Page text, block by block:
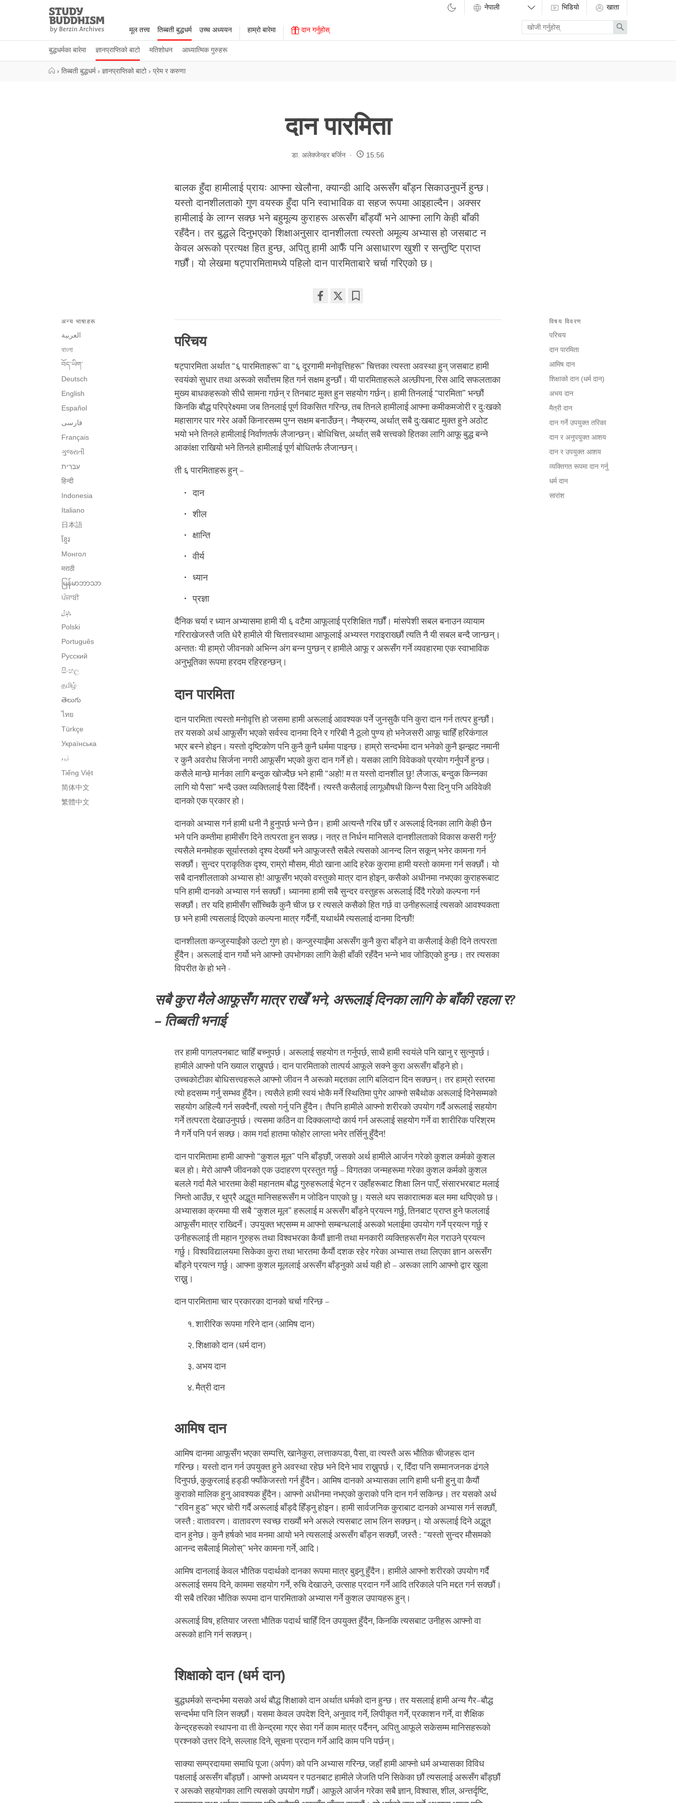
Study
Buddhism
Home
मूल तत्त्व तिब्बती बुद्धधर्म
बुद्धधर्मका बारेमा ज्ञानप्राप्तिको बाटो मतिशोधन आध्यात्मिक गुरुहरू
उच्च अध्ययन हाम्रो बारेमा दान गर्नुहोस्
भिडियो खाता
Enter
search
term
Search
› तिब्बती बुद्धधर्म › ज्ञानप्राप्तिको बाटो › प्रेम र करुणा
दान पारमिता
डा. अलेक्जेन्डर बर्जिन 15:56
बालक हुँदा हामीलाई प्रायः आफ्ना खेलौना, क्यान्डी आदि अरूसँग बाँड्न सिकाउनुपर्ने हुन्छ।
यस्तो दानशीलताको गुण वयस्क हुँदा पनि स्वाभाविक वा सहज रूपमा आइहाल्दैन। अक्सर
हामीलाई के लाग्न सक्छ भने बहुमूल्य कुराहरू अरूसँग बाँड्यौं भने आफ्ना लागि केही बाँकी
रहँदैन। तर बुद्धले दिनुभएको शिक्षाअनुसार दानशीलता त्यस्तो अमूल्य अभ्यास हो जसबाट न
केवल अरूको प्रत्यक्ष हित हुन्छ, अपितु हामी आफैँ पनि असाधारण खुशी र सन्तुष्टि प्राप्त
गर्छौं। यो लेखमा षट्पारमितामध्ये पहिलो दान पारमिताबारे चर्चा गरिएको छ।
on
विषय विवरण
परिचय
दान पारमिता
आमिष दान
शिक्षाको दान (धर्म दान)
अभय दान
मैत्री दान
दान गर्ने उपयुक्त तरिका
दान र अनुपयुक्त आशय
दान र उपयुक्त आशय
व्यक्तिगत रूपमा दान गर्नु
धर्म दान
सारांश
अन्य भाषाहरू
العربية
বাংলা
བོད་ཡིག་
Deutsch
English
Español
فارسی
Français
ગુજરાતી
हिन्दी
Indonesia
Italiano
日本語
ខ្មែរ
Монгол
मराठी
မြန်မာဘာသာ
ਪੰਜਾਬੀ
پنجابی
Polski
Português
Русский
සිංහල
தமிழ்
తెలుగు
ไทย
Türkçe
Українська
اُردو
Tiếng Việt
简体中文
繁體中文
परिचय
षट्पारमिता अर्थात “६ पारमिताहरू” वा “६ दूरगामी मनोवृत्तिहरू” चित्तका त्यस्ता अवस्था हुन् जसबाट हामी
स्वयंको सुधार तथा अरूको सर्वोत्तम हित गर्न सक्षम हुन्छौं। यी पारमिताहरूले अल्छीपना, रिस आदि सफलताका
मुख्य बाधकहरूको सीधै सामना गर्छन् र तिनबाट मुक्त हुन सहयोग गर्छन्। हामी तिनलाई “पारमिता” भन्छौं
किनकि बौद्ध परिप्रेक्ष्यमा जब तिनलाई पूर्ण विकसित गरिन्छ, तब तिनले हामीलाई आफ्ना कमीकमजोरी र दुःखको
महासागर पार गरेर अर्को किनारसम्म पुग्न सक्षम बनाउँछन्। नैष्क्रम्य, अर्थात् सबै दुःखबाट मुक्त हुने अठोट
भयो भने तिनले हामीलाई निर्वाणतर्फ लैजान्छन्। बोधिचित्त, अर्थात् सबै सत्त्वको हितका लागि आफू बुद्ध बन्ने
आकांक्षा राखियो भने तिनले हामीलाई पूर्ण बोधितर्फ लैजान्छन्।
ती ६ पारमिताहरू हुन् –
दान
शील
क्षान्ति
वीर्य
ध्यान
प्रज्ञा
दैनिक चर्या र ध्यान अभ्यासमा हामी यी ६ वटैमा आफूलाई प्रशिक्षित गर्छौं। मांसपेशी सबल बनाउन व्यायाम
गरिराखेजस्तै जति धेरै हामीले यी चित्तावस्थामा आफूलाई अभ्यस्त गराइराख्छौं त्यति नै यी सबल बन्दै जान्छन्।
अन्ततः यी हाम्रो जीवनको अभिन्न अंग बन्न पुग्छन् र हामीले आफू र अरूसँग गर्ने व्यवहारमा एक स्वाभाविक
अनुभूतिका रूपमा हरदम रहिरहन्छन्।
दान पारमिता
दान पारमिता त्यस्तो मनोवृत्ति हो जसमा हामी अरूलाई आवश्यक पर्ने जुनसुकै पनि कुरा दान गर्न तत्पर हुन्छौं।
तर यसको अर्थ आफूसँग भएको सर्वस्व दानमा दिने र गरिबी नै ठूलो पुण्य हो भनेजसरी आफू चाहिँ हरिकंगाल
भएर बस्ने होइन। यस्तो दृष्टिकोण पनि कुनै कुनै धर्ममा पाइन्छ। हाम्रो सन्दर्भमा दान भनेको कुनै झन्झट नमानी
र कुनै अवरोध सिर्जना नगरी आफूसँग भएको कुरा दान गर्ने हो। यसका लागि विवेकको प्रयोग गर्नुपर्ने हुन्छ।
कसैले मान्छे मार्नका लागि बन्दुक खोज्दैछ भने हामी “अहो! म त यस्तो दानशील छु! लैजाऊ, बन्दुक किन्नका
लागि यो पैसा” भन्दै उक्त व्यक्तिलाई पैसा दिँदैनौं। त्यस्तै कसैलाई लागूऔषधी किन्न पैसा दिनु पनि अविवेकी
दानको एक प्रकार हो।
दानको अभ्यास गर्न हामी धनी नै हुनुपर्छ भन्ने छैन। हामी अत्यन्तै गरिब छौं र अरूलाई दिनका लागि केही छैन
भने पनि कम्तीमा हामीसँग दिने तत्परता हुन सक्छ। नत्र त निर्धन मानिसले दानशीलताको विकास कसरी गर्नु?
त्यसैले मनमोहक सूर्यास्तको दृश्य देख्यौं भने आफूजस्तै सबैले त्यसको आनन्द लिन सकून् भनेर कामना गर्न
सक्छौं। सुन्दर प्राकृतिक दृश्य, राम्रो मौसम, मीठो खाना आदि हरेक कुरामा हामी यस्तो कामना गर्न सक्छौं। यो
सबै दानशीलताको अभ्यास हो! आफूसँग भएको वस्तुको मात्र दान होइन, कसैको अधीनमा नभएका कुराहरूबाट
पनि हामी दानको अभ्यास गर्न सक्छौं। ध्यानमा हामी सबै सुन्दर वस्तुहरू अरूलाई दिँदै गरेको कल्पना गर्न
सक्छौं। तर यदि हामीसँग साँच्चिकै कुनै चीज छ र त्यसले कसैको हित गर्छ वा उनीहरूलाई त्यसको आवश्यकता
छ भने हामी त्यसलाई दिएको कल्पना मात्र गर्दैनौं, यथार्थमै त्यसलाई दानमा दिन्छौं!
दानशीलता कन्जुस्याईंको उल्टो गुण हो। कन्जुस्याईंमा अरूसँग कुनै कुरा बाँड्ने वा कसैलाई केही दिने तत्परता
हुँदैन। अरूलाई दान गर्यो भने आफ्नो उपभोगका लागि केही बाँकी रहँदैन भन्ने भाव जोडिएको हुन्छ। तर त्यसका
विपरीत के हो भने -
सबै कुरा मैले आफूसँग मात्र राखेँ भने, अरूलाई दिनका लागि के बाँकी रहला र?
– तिब्बती भनाई
तर हामी पागलपनबाट चाहिँ बच्नुपर्छ। अरूलाई सहयोग त गर्नुपर्छ, साथै हामी स्वयंले पनि खानु र सुत्नुपर्छ।
हामीले आफ्नो पनि ख्याल राख्नुपर्छ। दान पारमिताको तात्पर्य आफूले सक्ने कुरा अरूसँग बाँड्ने हो।
उच्चकोटीका बोधिसत्त्वहरूले आफ्नो जीवन नै अरूको मद्दतका लागि बलिदान दिन सक्छन्। तर हाम्रो स्तरमा
त्यो हदसम्म गर्नु सम्भव हुँदैन। त्यसैले हामी स्वयं भोकै मर्ने स्थितिमा पुगेर आफ्नो सबैथोक अरूलाई दिनेसम्मको
सहयोग अहिल्यै गर्न सक्दैनौं, त्यसो गर्नु पनि हुँदैन। तैपनि हामीले आफ्नो शरीरको उपयोग गर्दै अरूलाई सहयोग
गर्ने तत्परता देखाउनुपर्छ। त्यसमा कठिन वा दिक्कलाग्दो कार्य गर्न अरूलाई सहयोग गर्ने वा शारीरिक परिश्रम
नै गर्ने पनि पर्न सक्छ। काम गर्दा हातमा फोहोर लाग्ला भनेर तर्सिनु हुँदैन!
दान पारमितामा हामी आफ्नो “कुशल मूल” पनि बाँड्छौं, जसको अर्थ हामीले आर्जन गरेको कुशल कर्मको कुशल
बल हो। मेरो आफ्नै जीवनको एक उदाहरण प्रस्तुत गर्छु – विगतका जन्महरूमा गरेका कुशल कर्मको कुशल
बलले गर्दा मैले भारतमा केही महानतम बौद्ध गुरुहरूलाई भेट्न र उहाँहरूबाट शिक्षा लिन पाएँ, संसारभरबाट मलाई
निम्तो आउँछ, र थुप्रै अद्भूत मानिसहरूसँग म जोडिन पाएको छु। यसले थप सकारात्मक बल ममा थपिएको छ।
अभ्यासका क्रममा यी सबै “कुशल मूल” हरूलाई म अरूसँग बाँड्ने प्रयत्न गर्छु, तिनबाट प्राप्त हुने फललाई
आफूसँग मात्र राख्दिनँ। उपयुक्त भएसम्म म आफ्नो सम्बन्धलाई अरूको भलाईमा उपयोग गर्ने प्रयत्न गर्छु र
उनीहरूलाई ती महान गुरुहरू तथा विश्वभरका कैयौं ज्ञानी तथा मनकारी व्यक्तिहरूसँग मेल गराउने प्रयत्न
गर्छु। विश्वविद्यालयमा सिकेका कुरा तथा भारतमा कैयौं दशक रहेर गरेका अभ्यास तथा लिएका ज्ञान अरूसँग
बाँड्ने प्रयत्न गर्छु। आफ्ना कुशल मूललाई अरूसँग बाँड्नुको अर्थ यही हो – अरूका लागि आफ्नो द्वार खुला
राख्नु।
दान पारमितामा चार प्रकारका दानको चर्चा गरिन्छ –
शारीरिक रूपमा गरिने दान (आमिष दान)
शिक्षाको दान (धर्म दान)
अभय दान
मैत्री दान
आमिष दान
आमिष दानमा आफूसँग भएका सम्पत्ति, खानेकुरा, लत्ताकपडा, पैसा, वा त्यस्तै अरू भौतिक चीजहरू दान
गरिन्छ। यस्तो दान गर्न उपयुक्त हुने अवस्था रहेछ भने दिने भाव राख्नुपर्छ। र, दिँदा पनि सम्मानजनक ढंगले
दिनुपर्छ, कुकुरलाई हड्डी फ्याँकेजस्तो गर्न हुँदैन। आमिष दानको अभ्यासका लागि हामी धनी हुनु वा कैयौं
कुराको मालिक हुनु आवश्यक हुँदैन। आफ्नो अधीनमा नभएको कुराको पनि दान गर्न सकिन्छ। तर यसको अर्थ
“रविन हुड” भएर चोरी गर्दै अरूलाई बाँड्दै हिँड्नु होइन। हामी सार्वजनिक कुराबाट दानको अभ्यास गर्न सक्छौं,
जस्तै : वातावरण। वातावरण स्वच्छ राख्यौं भने अरूले त्यसबाट लाभ लिन सक्छन्। यो अरूलाई दिने अद्भूत
दान हुनेछ। कुनै हर्षको भाव मनमा आयो भने त्यसलाई अरूसँग बाँड्न सक्छौं, जस्तै : “यस्तो सुन्दर मौसमको
आनन्द सबैलाई मिलोस्” भनेर कामना गर्ने, आदि।
आमिष दानलाई केवल भौतिक पदार्थको दानका रूपमा मात्र बुझ्नु हुँदैन। हामीले आफ्नो शरीरको उपयोग गर्दै
अरूलाई समय दिने, काममा सहयोग गर्ने, रुचि देखाउने, उत्साह प्रदान गर्ने आदि तरिकाले पनि मद्दत गर्न सक्छौं।
यी सबै तरिका भौतिक रूपमा दान पारमिताको अभ्यास गर्ने कुशल उपायहरू हुन्।
अरूलाई विष, हतियार जस्ता भौतिक पदार्थ चाहिँ दिन उपयुक्त हुँदैन, किनकि त्यसबाट उनीहरू आफ्नो वा
अरूको हानि गर्न सक्छन्।
शिक्षाको दान (धर्म दान)
बुद्धधर्मको सन्दर्भमा यसको अर्थ बौद्ध शिक्षाको दान अर्थात धर्मको दान हुन्छ। तर यसलाई हामी अन्य गैर–बौद्ध
सन्दर्भमा पनि लिन सक्छौं। यसमा केवल उपदेश दिने, अनुवाद गर्ने, लिपीकृत गर्ने, प्रकाशन गर्ने, वा शैक्षिक
केन्द्रहरूको स्थापना वा ती केन्द्रमा गएर सेवा गर्ने काम मात्र पर्दैनन्, अपितु आफूले सकेसम्म मानिसहरूको
प्रश्नको उत्तर दिने, सल्लाह दिने, सूचना प्रदान गर्ने आदि काम पनि पर्छन्।
साक्या सम्प्रदायमा समाधि पूजा (अर्पण) को पनि अभ्यास गरिन्छ, जहाँ हामी आफ्नो धर्म अभ्यासका विविध
पक्षलाई अरूसँग बाँड्छौं। आफ्नो अध्ययन र पठनबाट हामीले जेजति पनि सिकेका छौं त्यसलाई अरूसँग बाँड्छौं
र अरूको सहयोगका लागि त्यसको उपयोग गर्छौं। आफूले आर्जन गरेका सबै ज्ञान, विश्वास, शील, अन्तर्दृष्टि,